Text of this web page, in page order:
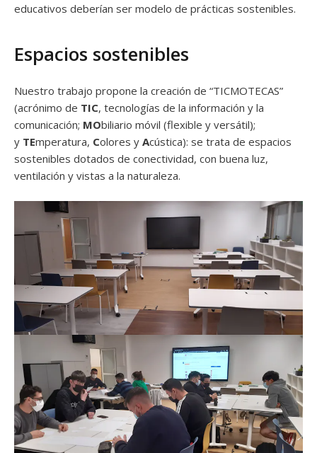
educativos deberían ser modelo de prácticas sostenibles.
Espacios sostenibles
Nuestro trabajo propone la creación de “TICMOTECAS”
(acrónimo de TIC, tecnologías de la información y la
comunicación; MObiliario móvil (flexible y versátil);
y TEmperatura, Colores y Acústica): se trata de espacios
sostenibles dotados de conectividad, con buena luz,
ventilación y vistas a la naturaleza.